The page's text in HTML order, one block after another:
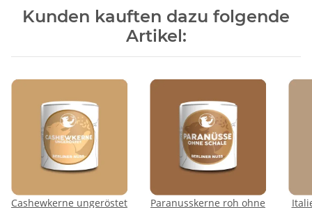
Kunden kauften dazu folgende
Artikel:
Cashewkerne ungeröstet
Paranusskerne roh ohne